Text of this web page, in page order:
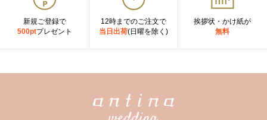
新規ご登録で
500ptプレゼント
12時までのご注文で
当日出荷(日曜を除く)
挨拶状・かけ紙が
無料